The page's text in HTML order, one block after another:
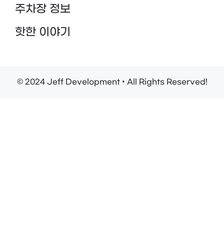
주차장 정보
핫한 이야기
© 2024 Jeff Development • All Rights Reserved!